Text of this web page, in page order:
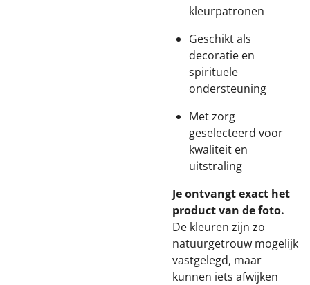
kleurpatronen
Geschikt als
decoratie en
spirituele
ondersteuning
Met zorg
geselecteerd voor
kwaliteit en
uitstraling
Je ontvangt exact het
product van de foto.
De kleuren zijn zo
natuurgetrouw mogelijk
vastgelegd, maar
kunnen iets afwijken